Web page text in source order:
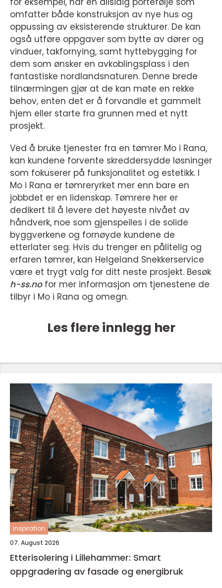
omfatter både konstruksjon av nye hus og
oppussing av eksisterende strukturer. De kan
også utføre oppgaver som bytte av dører og
vinduer, takfornying, samt hyttebygging for
dem som ønsker en avkoblingsplass i den
fantastiske nordlandsnaturen. Denne brede
tilnærmingen gjør at de kan møte en rekke
behov, enten det er å forvandle et gammelt
hjem eller starte fra grunnen med et nytt
prosjekt.
Ved å bruke tjenester fra en tømrer Mo i Rana,
kan kundene forvente skreddersydde løsninger
som fokuserer på funksjonalitet og estetikk. I
Mo i Rana er tømreryrket mer enn bare en
jobbdet er en lidenskap. Tømrere her er
dedikert til å levere det høyeste nivået av
håndverk, noe som gjenspeiles i de solide
byggverkene og fornøyde kundene de
etterlater seg. Hvis du trenger en pålitelig og
erfaren tømrer, kan Helgeland Snekkerservice
være et trygt valg for ditt neste prosjekt. Besøk
h-ss.nofor mer informasjon om tjenestene de
tilbyr i Mo i Rana og omegn.
Les flere innlegg her
inspiration
07. August 2026
Etterisolering i Lillehammer: Smart
oppgradering av fasade og energibruk